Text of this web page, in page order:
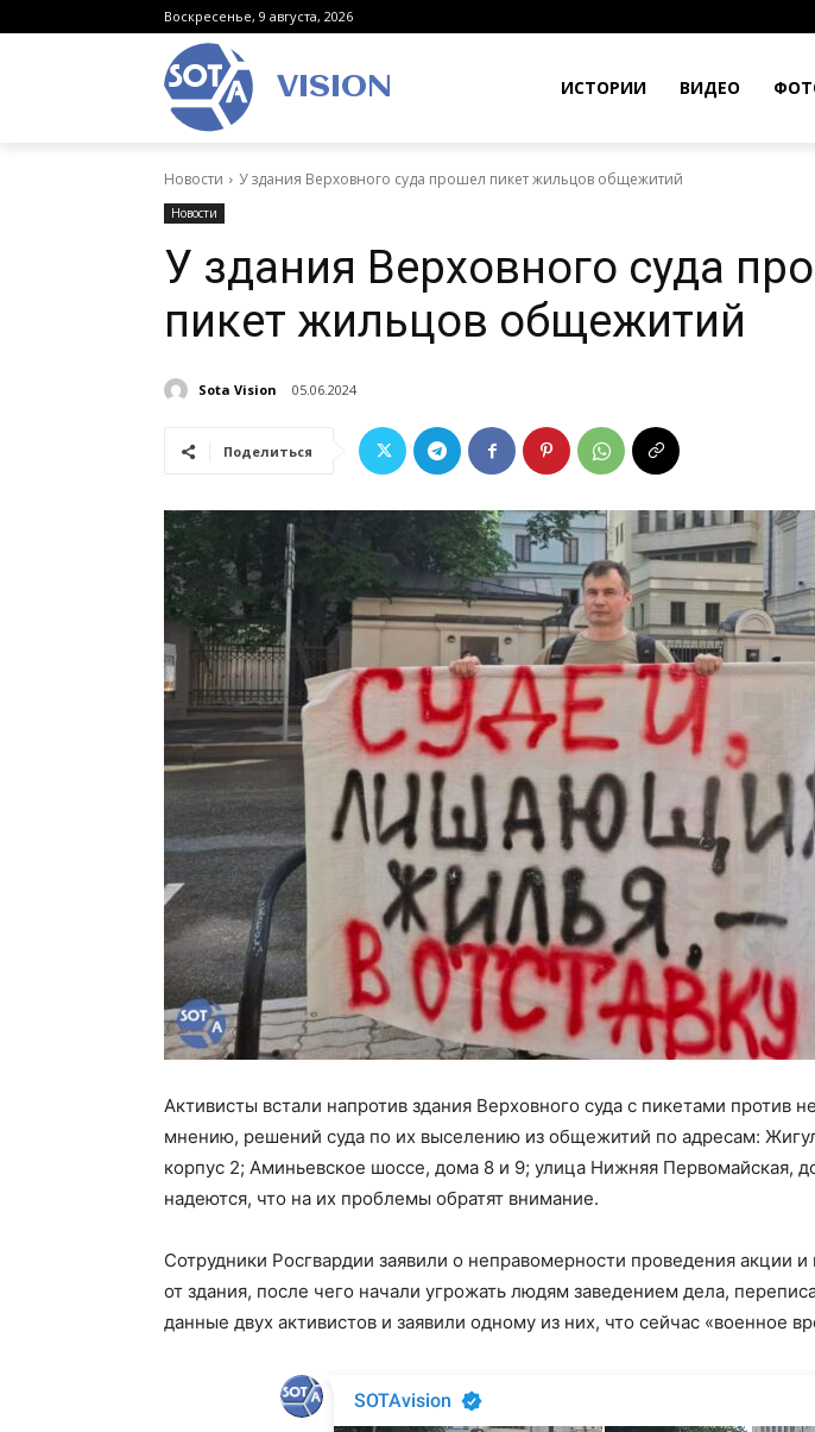
Воскресенье, 9 августа, 2026
VISION ИСТОРИИ ВИДЕО
Новости У здания Верховного суда прошел пикет жильцов общежитий
Новости
У здания Верховного суда
пикет жильцов общежитий
Sota Vision 05.06.2024
Поделиться
Активисты встали напротив здания Верховного суда с пикетами против
мнению, решений суда по их выселению из общежитий по адресам:
корпус 2; Аминьевское шоссе, дома 8 и 9; улица Нижняя Первомайская,
надеются, что на их проблемы обратят внимание.
Сотрудники Росгвардии заявили о неправомерности проведения акции и
от здания, после чего начали угрожать людям заведением дела,
данные двух активистов и заявили одному из них, что сейчас «военное